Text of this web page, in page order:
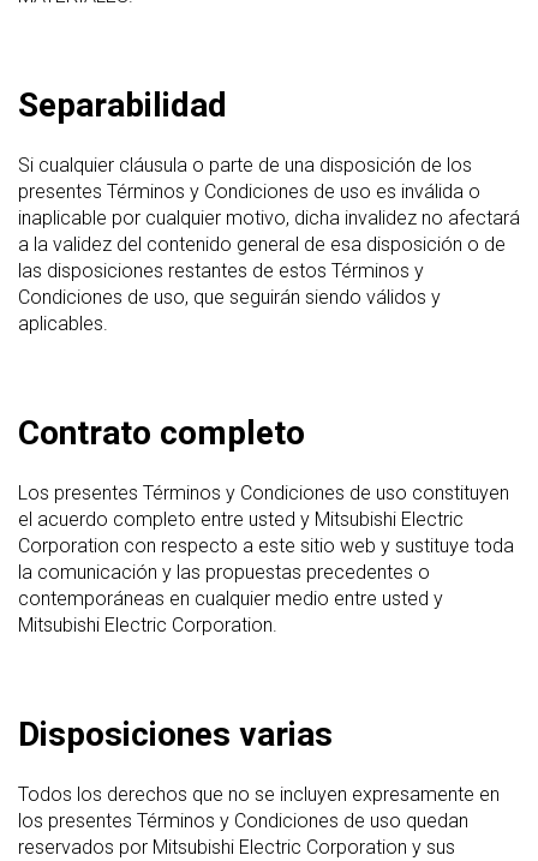
Separabilidad
Si cualquier cláusula o parte de una disposición de los
presentes Términos y Condiciones de uso es inválida o
inaplicable por cualquier motivo, dicha invalidez no afectará
a la validez del contenido general de esa disposición o de
las disposiciones restantes de estos Términos y
Condiciones de uso, que seguirán siendo válidos y
aplicables.
Contrato completo
Los presentes Términos y Condiciones de uso constituyen
el acuerdo completo entre usted y Mitsubishi Electric
Corporation con respecto a este sitio web y sustituye toda
la comunicación y las propuestas precedentes o
contemporáneas en cualquier medio entre usted y
Mitsubishi Electric Corporation.
Disposiciones varias
Todos los derechos que no se incluyen expresamente en
los presentes Términos y Condiciones de uso quedan
reservados por Mitsubishi Electric Corporation y sus